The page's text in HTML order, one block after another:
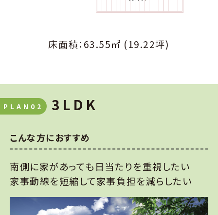
床面積：63.55㎡ (19.22坪)
PLAN02 3LDK
こんな方におすすめ
南側に家があっても日当たりを重視したい
家事動線を短縮して家事負担を減らしたい